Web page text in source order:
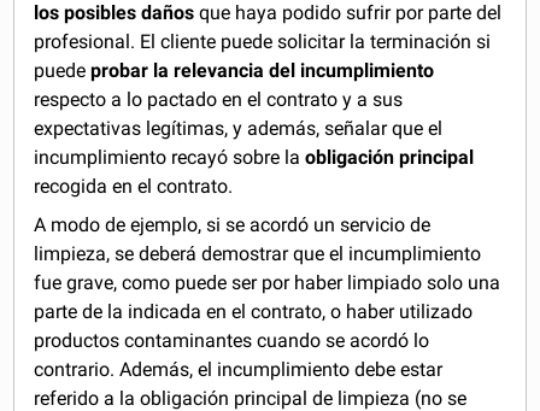
los posibles daños que haya podido sufrir por parte del
profesional. El cliente puede solicitar la terminación si
puedeprobar la relevancia del incumplimiento
respecto a lo pactado en el contrato y a sus
expectativas legítimas, y además, señalar que el
incumplimiento recayó sobre laobligación principal
recogida en el contrato.
A modo de ejemplo, si se acordó un servicio de
limpieza, se deberá demostrar que el incumplimiento
fue grave, como puede ser por haber limpiado solo una
parte de la indicada en el contrato, o haber utilizado
productos contaminantes cuando se acordó lo
contrario. Además, el incumplimiento debe estar
referido a la obligación principal de limpieza (no se